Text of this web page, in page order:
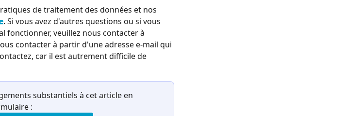
de traitement des données et nos
. Si vous avez d'autres questions ou si vous
fonctionner, veuillez nous contacter à
contacter à partir d'une adresse e-mail qui
car il est autrement difficile de
substantiels à cet article en
: